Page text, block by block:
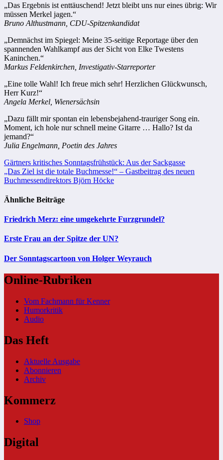
„Das Ergebnis ist enttäuschend! Jetzt bleibt uns nur eines übrig: Wir
müssen Merkel jagen.“
Bruno Althustmann, CDU-Spitzenkandidat
„Demnächst im Spiegel: Meine 35-seitige Reportage über den
spannenden Wahlkampf aus der Sicht von Elke Twestens
Kaninchen.“
Markus Feldenkirchen, Investigativ-Starreporter
„Eine tolle Wahl! Ich freue mich sehr! Herzlichen Glückwunsch,
Herr Kurz!“
Angela Merkel, Wienersächsin
„Dazu fällt mir spontan ein lebensbejahend-trauriger Song ein.
Moment, ich hole nur schnell meine Gitarre … Hallo? Ist da
jemand?“
Julia Engelmann, Poetin des Jahres
Beitragsnavigation
Gärtners kritisches Sonntagsfrühstück: Aus der Sackgasse
„Das Ziel ist die totale Buchmesse!“ – Gastbeitrag des neuen
Buchmessendirektors Björn Höcke
Ähnliche Beiträge
Friedrich Merz: eine umgekehrte Furzgrundel?
Erste Frau an der Spitze der UN?
Der Sonntagscartoon von Holger Weyrauch
Online-Rubriken
Vom Fachmann für Kenner
Humorkritik
Audio
Das Heft
Aktuelle Ausgabe
Abonnieren
Archiv
Kommerz
Shop
Digital